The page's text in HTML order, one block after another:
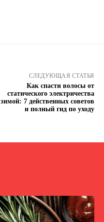
СЛЕДУЮЩАЯ СТАТЬЯ
Как спасти волосы от
статического электричества
зимой: 7 действенных советов
и полный гид по уходу